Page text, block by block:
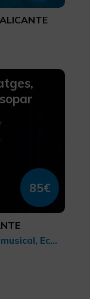
85€
Turisme gastronòmic, Turisme musical, Ecoturisme, Xarxa de centres d’Art Contemporani, Turisme d'oci i diversió, Turisme cultural, Turisme rural i natural